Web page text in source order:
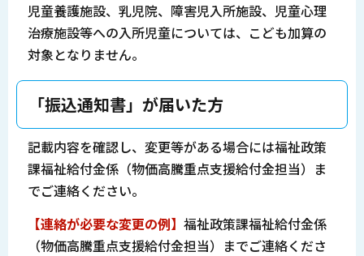
児童養護施設、乳児院、障害児入所施設、児童心理
治療施設等への入所児童については、こども加算の
対象となりません。
「振込通知書」が届いた方
記載内容を確認し、変更等がある場合には福祉政策
課福祉給付金係（物価高騰重点支援給付金担当）ま
でご連絡ください。
【連絡が必要な変更の例】 福祉政策課福祉給付金係
（物価高騰重点支援給付金担当）までご連絡くださ